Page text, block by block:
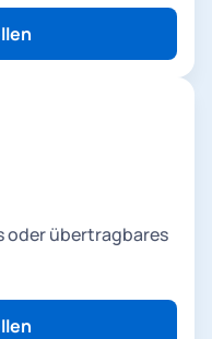
oder übertragbares